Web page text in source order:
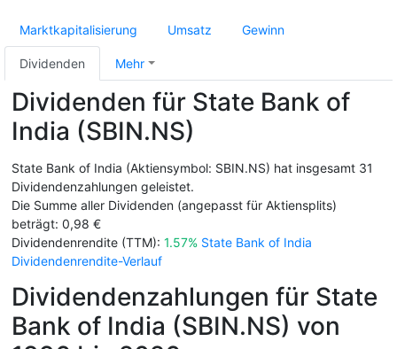
Marktkapitalisierung Umsatz Gewinn
Dividenden Mehr
Dividenden für State Bank of
India (SBIN.NS)
State Bank of India (Aktiensymbol: SBIN.NS) hat insgesamt 31
Dividendenzahlungen geleistet.
Die Summe aller Dividenden (angepasst für Aktiensplits)
beträgt: 0,98 €
Dividendenrendite (TTM): 1.57% State Bank of India
Dividendenrendite-Verlauf
Dividendenzahlungen für State
Bank of India (SBIN.NS) von